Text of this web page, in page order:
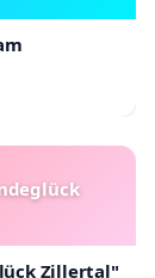
Zillertal"